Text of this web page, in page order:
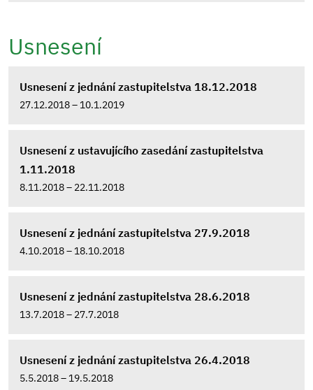
Usnesení
Usnesení z jednání zastupitelstva 18.12.2018
27.12.2018 – 10.1.2019
Usnesení z ustavujícího zasedání zastupitelstva
1.11.2018
8.11.2018 – 22.11.2018
Usnesení z jednání zastupitelstva 27.9.2018
4.10.2018 – 18.10.2018
Usnesení z jednání zastupitelstva 28.6.2018
13.7.2018 – 27.7.2018
Usnesení z jednání zastupitelstva 26.4.2018
5.5.2018 – 19.5.2018